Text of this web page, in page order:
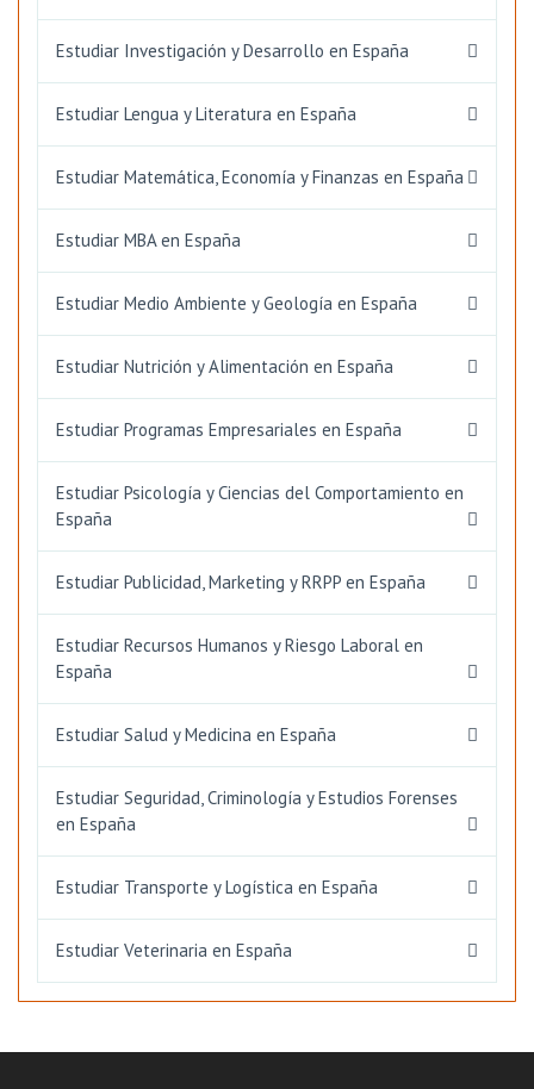
Estudiar Investigación y Desarrollo en España
Estudiar Lengua y Literatura en España
Estudiar Matemática, Economía y Finanzas en España
Estudiar MBA en España
Estudiar Medio Ambiente y Geología en España
Estudiar Nutrición y Alimentación en España
Estudiar Programas Empresariales en España
Estudiar Psicología y Ciencias del Comportamiento en
España
Estudiar Publicidad, Marketing y RRPP en España
Estudiar Recursos Humanos y Riesgo Laboral en
España
Estudiar Salud y Medicina en España
Estudiar Seguridad, Criminología y Estudios Forenses
en España
Estudiar Transporte y Logística en España
Estudiar Veterinaria en España